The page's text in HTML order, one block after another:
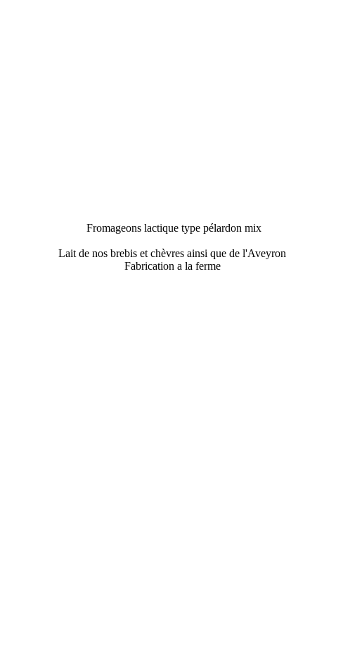
Fromageons lactique type pélardon mix
Lait de nos brebis et chèvres ainsi que de l'Aveyron
Fabrication a la ferme